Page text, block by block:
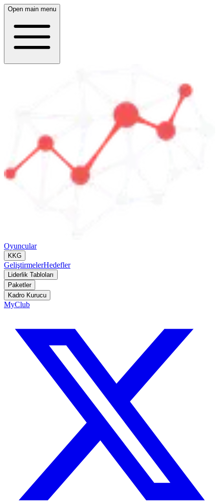
Open main menu
Oyuncular
KKG
GeliştirmelerHedefler
Liderlik Tabloları
Paketler
Kadro Kurucu
MyClub